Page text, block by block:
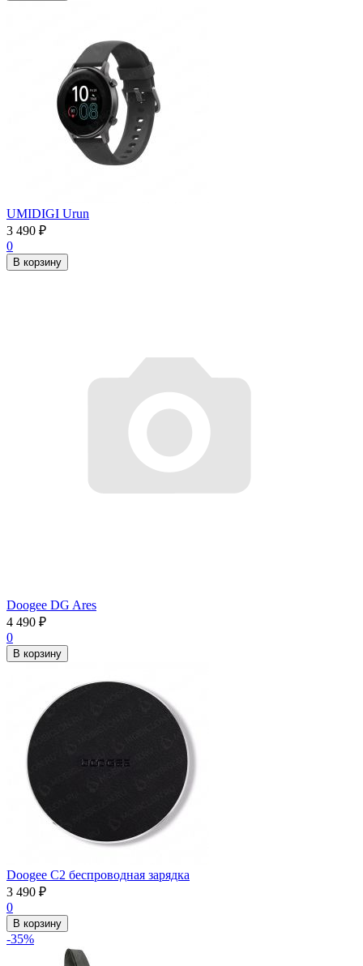
UMIDIGI Urun
3 490 ₽
0
В корзину
Doogee DG Ares
4 490 ₽
0
В корзину
Doogee C2 беспроводная зарядка
3 490 ₽
0
В корзину
-35%